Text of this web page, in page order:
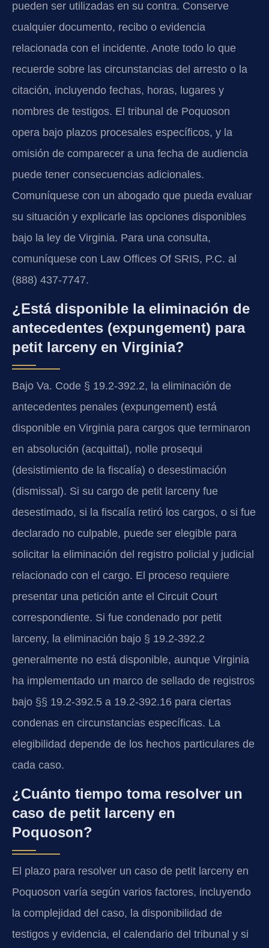
pueden ser utilizadas en su contra. Conserve
cualquier documento, recibo o evidencia
relacionada con el incidente. Anote todo lo que
recuerde sobre las circunstancias del arresto o la
citación, incluyendo fechas, horas, lugares y
nombres de testigos. El tribunal de Poquoson
opera bajo plazos procesales específicos, y la
omisión de comparecer a una fecha de audiencia
puede tener consecuencias adicionales.
Comuníquese con un abogado que pueda evaluar
su situación y explicarle las opciones disponibles
bajo la ley de Virginia. Para una consulta,
comuníquese con Law Offices Of SRIS, P.C. al
(888) 437-7747.
¿Está disponible la eliminación de
antecedentes (expungement) para
petit larceny en Virginia?
Bajo Va. Code § 19.2-392.2, la eliminación de
antecedentes penales (expungement) está
disponible en Virginia para cargos que terminaron
en absolución (acquittal), nolle prosequi
(desistimiento de la fiscalía) o desestimación
(dismissal). Si su cargo de petit larceny fue
desestimado, si la fiscalía retiró los cargos, o si fue
declarado no culpable, puede ser elegible para
solicitar la eliminación del registro policial y judicial
relacionado con el cargo. El proceso requiere
presentar una petición ante el Circuit Court
correspondiente. Si fue condenado por petit
larceny, la eliminación bajo § 19.2-392.2
generalmente no está disponible, aunque Virginia
ha implementado un marco de sellado de registros
bajo §§ 19.2-392.5 a 19.2-392.16 para ciertas
condenas en circunstancias específicas. La
elegibilidad depende de los hechos particulares de
cada caso.
¿Cuánto tiempo toma resolver un
caso de petit larceny en
Poquoson?
El plazo para resolver un caso de petit larceny en
Poquoson varía según varios factores, incluyendo
la complejidad del caso, la disponibilidad de
testigos y evidencia, el calendario del tribunal y si